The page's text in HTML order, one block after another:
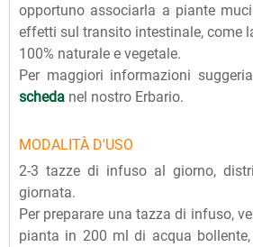
opportuno associarla a piante
effetti sul transito intestinale, come
100% naturale e vegetale.
Per maggiori informazioni
scheda nel nostro Erbario.
MODALITÀ D'USO
2-3 tazze di infuso al giorno,
giornata.
Per preparare una tazza di infuso,
pianta in 200 ml di acqua